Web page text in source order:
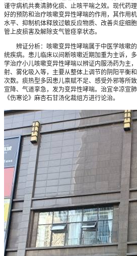
谨守病机共奏清肺化痰、止咳平喘之效。现代药
好的预防和治疗咳嗽变异性哮喘的作用，其作用
水平、抑制机体释放过敏反应物质、改善炎症细
管上皮损害及解除支气管痉挛状态。
辨证分析：咳嗽变异性哮喘属于中医学咳嗽的
统疾病。患儿临床以间断咳嗽近期加重为主诉，
学治疗小儿咳嗽变异性哮喘以辨证内服汤药为主
射、雾化吸入等，主要从整体上调节的阴阳平衡
次数。痰热型多因患儿禀赋不足、感受外邪等所
宣降、气道挛急，发为变异性哮喘。治宜辛凉宣
《伤寒论》麻杏石甘汤化裁组方进行论治。